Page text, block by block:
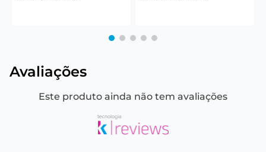
Avaliações
Este produto ainda não tem avaliações